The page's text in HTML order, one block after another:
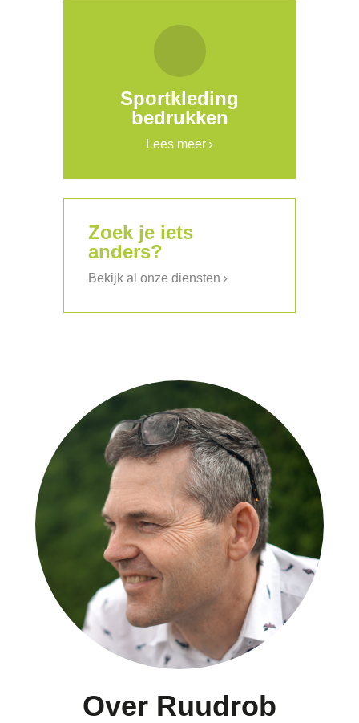
Sportkleding
bedrukken
Lees meer
Zoek je iets
anders?
Bekijk al onze diensten
Over Ruudrob